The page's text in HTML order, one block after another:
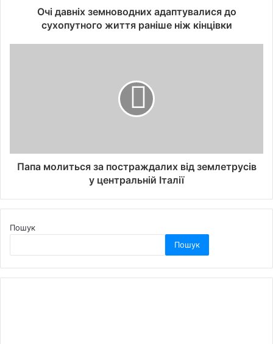
Очі давніх земноводних адаптувалися до
сухопутного життя раніше ніж кінцівки
Папа молиться за постраждалих від землетрусів
у центральній Італії
Пошук
Пошук